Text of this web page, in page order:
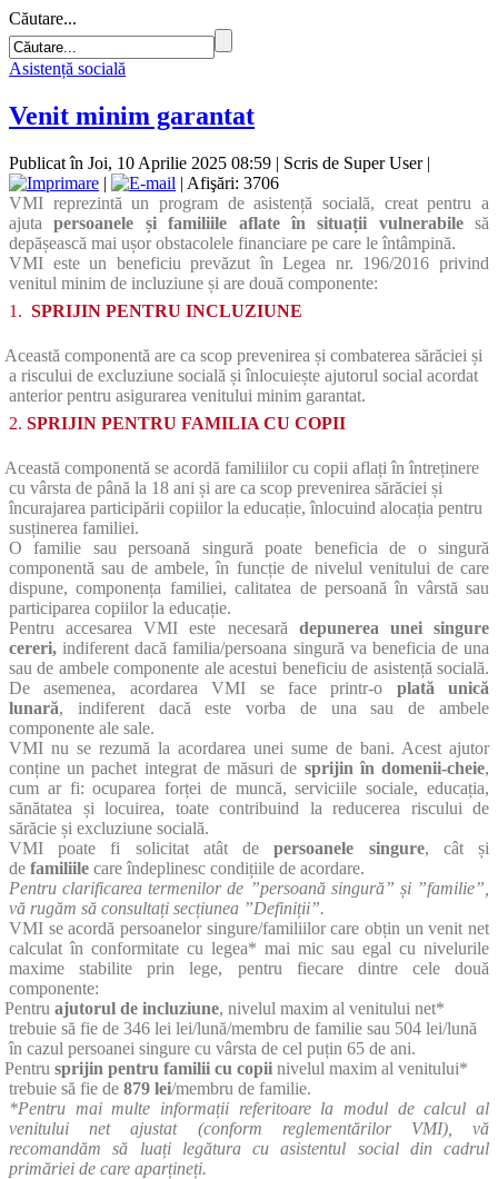
Căutare...
Asistență socială
Venit minim garantat
Publicat în Joi, 10 Aprilie 2025 08:59 | Scris de Super User|
|
| Afişări: 3706
VMI reprezintă un program de asistență socială, creat pentru a
ajutapersoanele și familiile aflate în situații vulnerabile să
depășească mai ușor obstacolele financiare pe care le întâmpină.
VMI este un beneficiu prevăzut în Legea nr. 196/2016 privind
venitul minim de incluziune și are două componente:
1. SPRIJIN PENTRU INCLUZIUNE
Această componentă are ca scop prevenirea și combaterea sărăciei și
a riscului de excluziune socială și înlocuiește ajutorul social acordat
anterior pentru asigurarea venitului minim garantat.
2. SPRIJIN PENTRU FAMILIA CU COPII
Această componentă se acordă familiilor cu copii aflați în întreținere
cu vârsta de până la 18 ani și are ca scop prevenirea sărăciei și
încurajarea participării copiilor la educație, înlocuind alocația pentru
susținerea familiei.
O familie sau persoană singură poate beneficia de o singură
componentă sau de ambele, în funcție de nivelul venitului de care
dispune, componența familiei, calitatea de persoană în vârstă sau
participarea copiilor la educație.
Pentru accesarea VMI este necesară depunerea unei singure
cereri,indiferent dacă familia/persoana singură va beneficia de una
sau de ambele componente ale acestui beneficiu de asistență socială.
De asemenea, acordarea VMI se face printr-o plată unică
lunară,
indiferent dacă este vorba de una sau de ambele
componente ale sale.
VMI nu se rezumă la acordarea unei sume de bani. Acest ajutor
conține un pachet integrat de măsuri de sprijin în domenii-cheie,
cum ar fi: ocuparea forței de muncă, serviciile sociale, educația,
sănătatea și locuirea, toate contribuind la reducerea riscului de
sărăcie și excluziune socială.
VMI poate fi solicitat atât depersoanele singure, cât și
de familiile care îndeplinesc condițiile de acordare.
Pentru clarificarea termenilor de ”persoană singură” și ”familie”,
vă rugăm să consultați secțiunea ”Definiții”.
VMI se acordă persoanelor singure/familiilor care obțin un venit net
calculat în conformitate cu legea* mai mic sau egal cu nivelurile
maxime stabilite prin lege, pentru fiecare dintre cele două
componente:
Pentru ajutorul de incluziune, nivelul maxim al venitului net*
trebuie să fie de 346 lei lei/lună/membru de familie sau 504 lei/lună
în cazul persoanei singure cu vârsta de cel puțin 65 de ani.
Pentru sprijin pentru familii cu copii nivelul maxim al venitului*
trebuie să fie de 879 lei/membru de familie.
*Pentru mai multe informații referitoare la modul de calcul al
venitului net ajustat (conform reglementărilor VMI), vă
recomandăm să luați legătura cu asistentul social din cadrul
primăriei de care aparțineți.